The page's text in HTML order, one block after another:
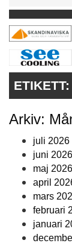
VÅRA
KONTAKT
ETIKETT:
Arkiv:
juli 2026
juni 2026
maj 2026
april
mars
februari
januari